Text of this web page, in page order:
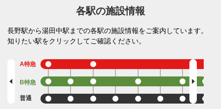
各駅の施設情報
長野駅から湯田中駅までの各駅の施設情報をご案内しています。
知りたい駅をクリックしてご確認ください。
A特急
B特急
普通